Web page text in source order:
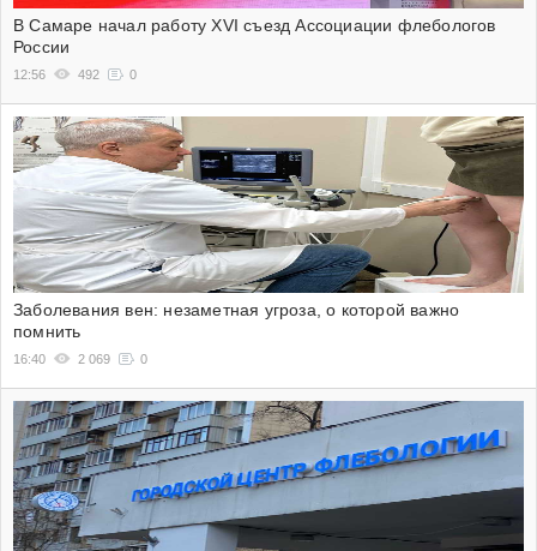
В Самаре начал работу XVI съезд Ассоциации флебологов
России
12:56 492 0
Заболевания вен: незаметная угроза, о которой важно
помнить
16:40 2 069 0